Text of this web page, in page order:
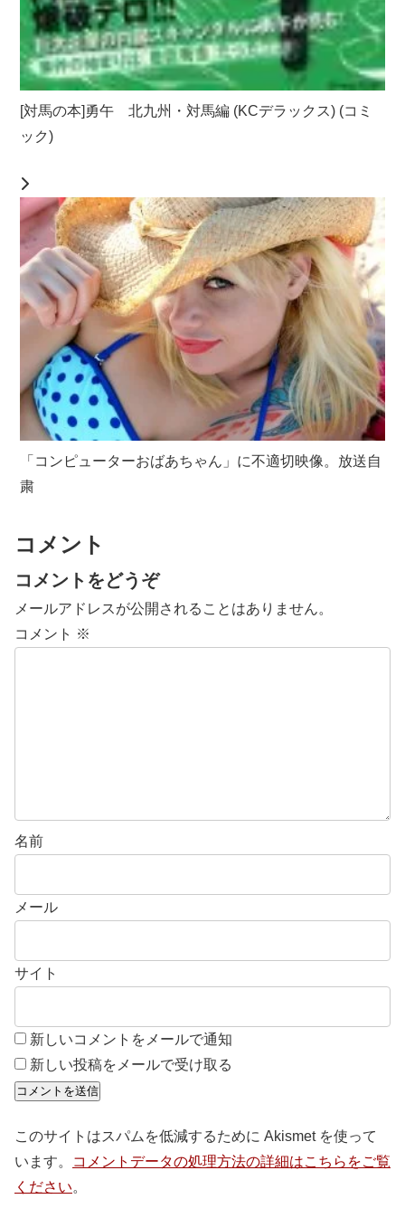
[対馬の本]勇午 北九州・対馬編 (KCデラックス) (コミ
ック)
「コンピューターおばあちゃん」に不適切映像。放送自
粛
コメント
コメントをどうぞ
メールアドレスが公開されることはありません。
コメント ※
名前
メール
サイト
新しいコメントをメールで通知
新しい投稿をメールで受け取る
このサイトはスパムを低減するために Akismet を使って
います。
コメントデータの処理方法の詳細はこちらをご覧
ください。